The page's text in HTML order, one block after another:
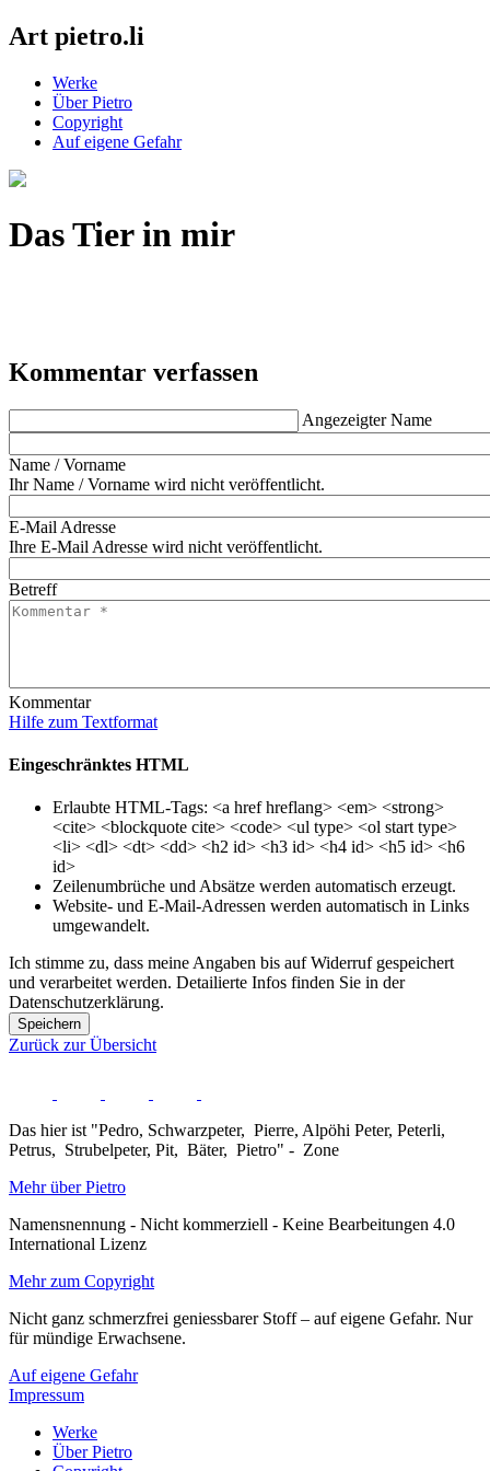
Art pietro.li
Werke
Über Pietro
Copyright
Auf eigene Gefahr
Das Tier in mir
Kommentar verfassen
Angezeigter Name
Name / Vorname
Ihr Name / Vorname wird nicht veröffentlicht.
E-Mail Adresse
Ihre E-Mail Adresse wird nicht veröffentlicht.
Betreff
Kommentar
Hilfe zum Textformat
Eingeschränktes HTML
Erlaubte HTML-Tags: <a href hreflang> <em> <strong>
<cite> <blockquote cite> <code> <ul type> <ol start type>
<li> <dl> <dt> <dd> <h2 id> <h3 id> <h4 id> <h5 id> <h6
id>
Zeilenumbrüche und Absätze werden automatisch erzeugt.
Website- und E-Mail-Adressen werden automatisch in Links
umgewandelt.
Ich stimme zu, dass meine Angaben bis auf Widerruf gespeichert
und verarbeitet werden. Detailierte Infos finden Sie in der
Datenschutzerklärung.
Speichern
Zurück zur Übersicht
Das hier ist "Pedro, Schwarzpeter, Pierre, Alpöhi Peter, Peterli,
Petrus, Strubelpeter, Pit, Bäter, Pietro" - Zone
Mehr über Pietro
Namensnennung - Nicht kommerziell - Keine Bearbeitungen 4.0
International Lizenz
Mehr zum Copyright
Nicht ganz schmerzfrei geniessbarer Stoff – auf eigene Gefahr. Nur
für mündige Erwachsene.
Auf eigene Gefahr
Impressum
Werke
Über Pietro